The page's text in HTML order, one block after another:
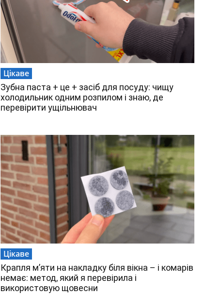
Цікаве
Зубна паста + це + засіб для посуду: чищу
холодильник одним розпилом і знаю, де
перевірити ущільнювач
Цікаве
Крапля м’яти на накладку біля вікна – і комарів
немає: метод, який я перевірила і
використовую щовесни